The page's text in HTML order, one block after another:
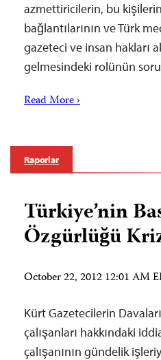
azmettiricilerin, bu
bağlantılarının ve Türk
gazeteci ve insan hakları
gelmesindeki rolünün
Read More ›
Raporlar
Türkiye’nin
Özgürlüğü
October 22, 2012 12:01 AM
Kürt Gazetecilerin
çalışanları hakkındaki
çalışanının gündelik